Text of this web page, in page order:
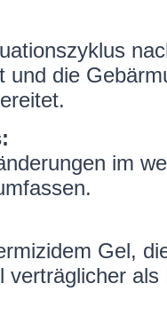
und die
im
Gel,
verträglicher